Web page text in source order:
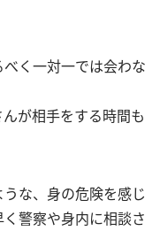
く一対一では会わな
が相手をする時間も
な、身の危険を感じ
警察や身内に相談さ